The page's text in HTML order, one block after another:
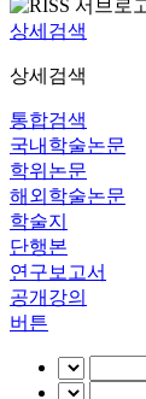
상세검색
상세검색
통합검색
국내학술논문
학위논문
해외학술논문
학술지
단행본
연구보고서
공개강의
버튼